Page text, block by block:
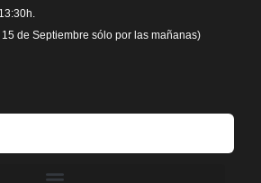
de Septiembre sólo por las mañanas)